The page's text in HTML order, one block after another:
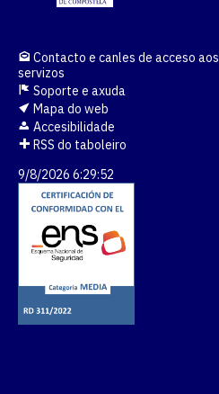
Contacto e canles de acceso aos
servizos
Soporte e axuda
Mapa do web
Accesibilidade
RSS do taboleiro
9/8/2026 6:29:53